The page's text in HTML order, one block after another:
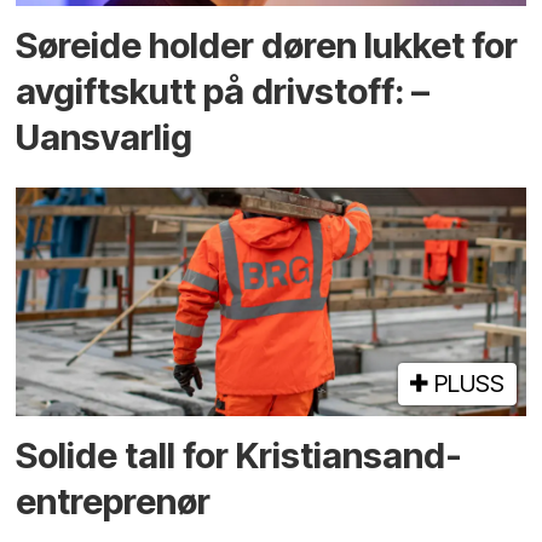
Søreide holder døren lukket for
avgiftskutt på drivstoff: –
Uansvarlig
PLUSS
Solide tall for Kristiansand-
entreprenør